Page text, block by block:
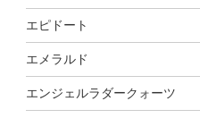
エピドート
エメラルド
エンジェルラダークォーツ